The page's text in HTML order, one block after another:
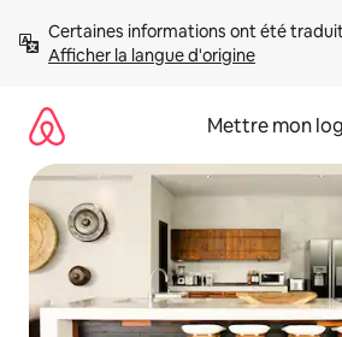
directement
Afficher la langue d'origine
Mettre mon